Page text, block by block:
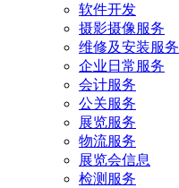
软件开发
摄影摄像服务
维修及安装服务
企业日常服务
会计服务
公关服务
展览服务
物流服务
展览会信息
检测服务